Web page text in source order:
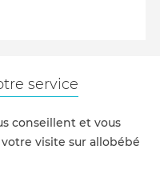
service
conseillent et vous
visite sur allobébé